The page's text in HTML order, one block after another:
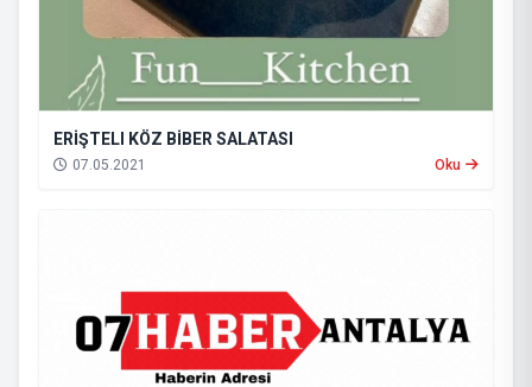
ERİŞTELI KÖZ BİBER SALATASI
07.05.2021 Oku